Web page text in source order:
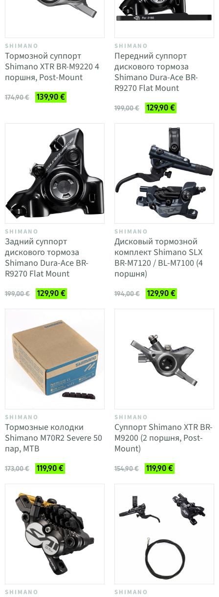
SHIMANO
Тормозной суппорт
Shimano XTR BR-M9220 4
поршня, Post-Mount
174,90 € 139,90 €
SHIMANO
Передний суппорт
дискового тормоза
Shimano Dura-Ace BR-
R9270 Flat Mount
199,00 € 129,90 €
SHIMANO
Задний суппорт
дискового тормоза
Shimano Dura-Ace BR-
R9270 Flat Mount
199,00 € 129,90 €
SHIMANO
Дисковый тормозной
комплект Shimano SLX
BR-M7120 / BL-M7100 (4
поршня)
194,00 € 129,90 €
SHIMANO
Тормозные колодки
Shimano M70R2 Severe 50
пар, MTB
173,00 € 119,90 €
SHIMANO
Суппорт Shimano XTR BR-
M9200 (2 поршня, Post-
Mount)
154,90 € 119,90 €
SHIMANO SHIMANO